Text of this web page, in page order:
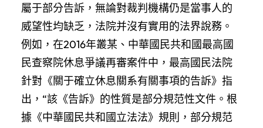
屬于部分告訴，無論對裁判機構仍是當事人的
威望性均缺乏，法院并沒有實用的法界說務。
例如，在2016年叢某、中華國民共和國最高國
民查察院休息爭議再審案件中，最高國民法院
針對《關于確立休息關系有關事項的告訴》指
出，“該《告訴》的性質是部分規范性文件。根
據《中華國民共和國立法法》規則，部分規范